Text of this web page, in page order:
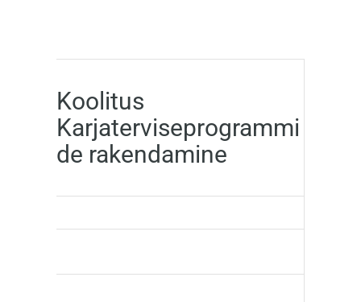
Koolitus
Karjaterviseprogrammi
de rakendamine